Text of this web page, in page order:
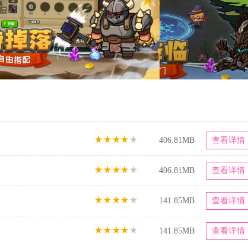
406.81MB 查看详情
406.81MB 查看详情
141.85MB 查看详情
141.85MB 查看详情